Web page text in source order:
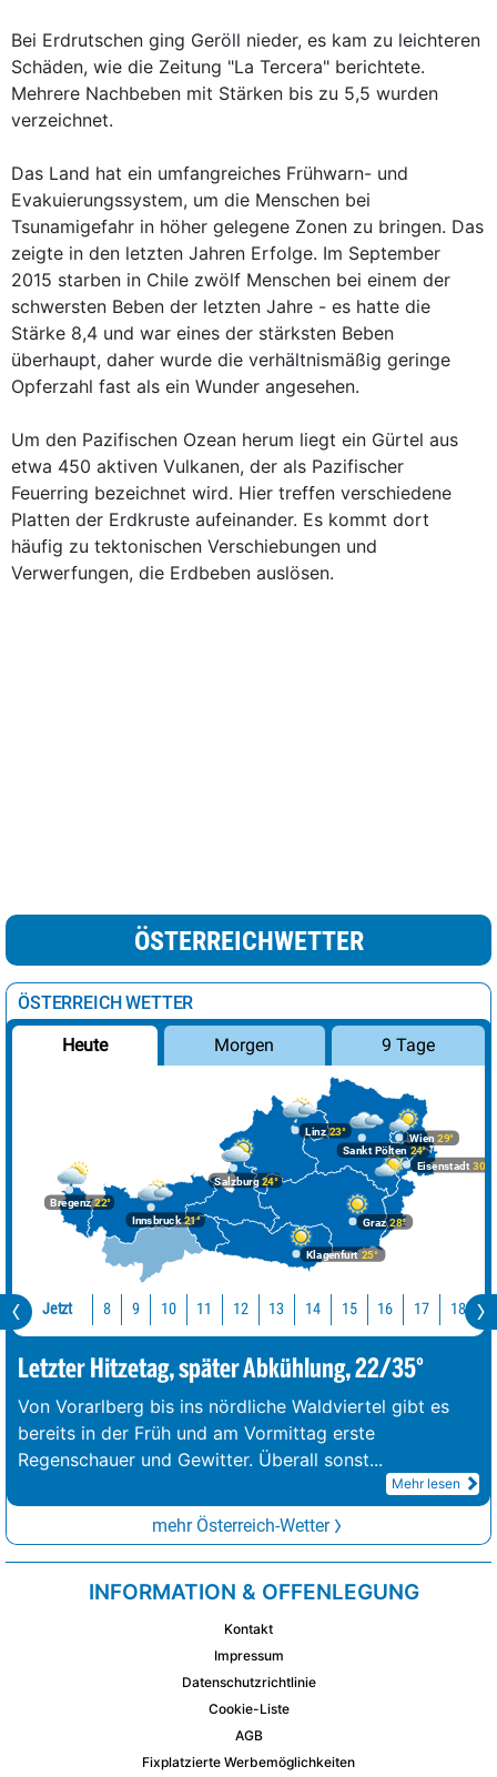
Bei Erdrutschen ging Geröll nieder, es kam zu leichteren
Schäden, wie die Zeitung "La Tercera" berichtete.
Mehrere Nachbeben mit Stärken bis zu 5,5 wurden
verzeichnet.
Das Land hat ein umfangreiches Frühwarn- und
Evakuierungssystem, um die Menschen bei
Tsunamigefahr in höher gelegene Zonen zu bringen. Das
zeigte in den letzten Jahren Erfolge. Im September
2015 starben in Chile zwölf Menschen bei einem der
schwersten Beben der letzten Jahre - es hatte die
Stärke 8,4 und war eines der stärksten Beben
überhaupt, daher wurde die verhältnismäßig geringe
Opferzahl fast als ein Wunder angesehen.
Um den Pazifischen Ozean herum liegt ein Gürtel aus
etwa 450 aktiven Vulkanen, der als Pazifischer
Feuerring bezeichnet wird. Hier treffen verschiedene
Platten der Erdkruste aufeinander. Es kommt dort
häufig zu tektonischen Verschiebungen und
Verwerfungen, die Erdbeben auslösen.
ÖSTERREICHWETTER
ÖSTERREICH WETTER
Heute Morgen 9 Tage
Bregenz22°
Graz28°
Innsbruck21°
Klagenfurt 25°
Linz23°
Salzburg24°
Wien 29°
Eisenstadt 30°
Sankt Pölten 24°
Jetzt 8 9 10 11 12 13 14 15 16 17 18
Letzter Hitzetag, später Abkühlung, 22/35°
Von Vorarlberg bis ins nördliche Waldviertel gibt es
bereits in der Früh und am Vormittag erste
Regenschauer und Gewitter. Überall sonst...
Mehr lesen
mehr Österreich-Wetter
INFORMATION & OFFENLEGUNG
Kontakt
Impressum
Datenschutzrichtlinie
Cookie-Liste
AGB
Fixplatzierte Werbemöglichkeiten